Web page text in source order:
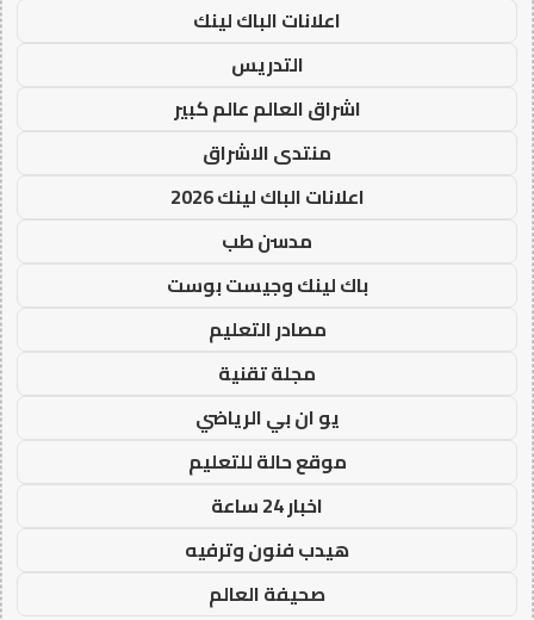
اعلانات الباك لينك
التدريس
اشراق العالم عالم كبير
منتدى الاشراق
اعلانات الباك لينك 2026
مدسن طب
باك لينك وجيست بوست
مصادر التعليم
مجلة تقنية
يو ان بي الرياضي
موقع حالة للتعليم
اخبار 24 ساعة
هيدب فنون وترفيه
صحيفة العالم